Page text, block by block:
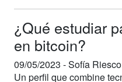
¿Qué estudiar
en bitcoin?
09/05/2023 -Sofía Riesco
Un perfil que combine